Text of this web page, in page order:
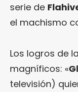
serie de
el machismo
Los logros de
magníficos: «
televisión)